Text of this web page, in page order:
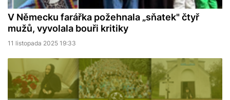
V Německu farářka požehnala „sňatek" čtyř
mužů, vyvolala bouři kritiky
11 listopada 2025 19:33